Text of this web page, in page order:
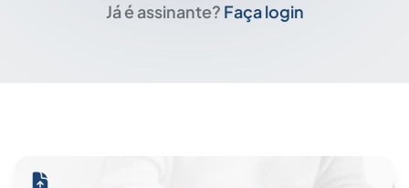
Já é assinante? Faça login